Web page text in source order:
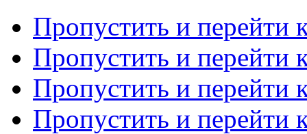
Пропустить и перейти
Пропустить и перейти
Пропустить и перейти
Пропустить и перейти